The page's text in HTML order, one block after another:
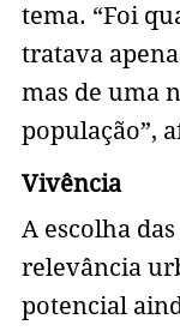
tema. “Foi
tratava
mas de uma
população”,
Vivência
A escolha
relevância
potencial